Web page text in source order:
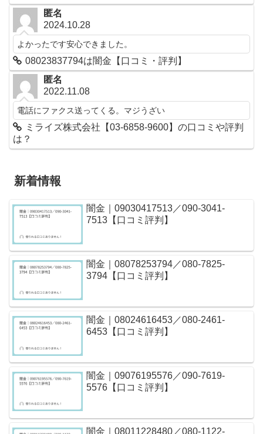
匿名
2024.10.28
よかったです安心できました。
08023837794は闇金【口コミ・評判】
匿名
2022.11.08
電話にファクス送ってくる。マジうざい
ミライズ株式会社【03-6858-9600】の口コミや評判
は？
新着情報
闇金｜09030417513／090-3041-
7513【口コミ評判】
闇金｜08078253794／080-7825-
3794【口コミ評判】
闇金｜08024616453／080-2461-
6453【口コミ評判】
闇金｜09076195576／090-7619-
5576【口コミ評判】
闇金｜08011228480／080-1122-